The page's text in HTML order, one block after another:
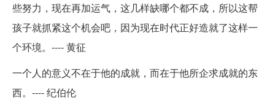
些努力，现在再加运气，这几样缺哪个都不成，所以这帮
孩子就抓紧这个机会吧，因为现在时代正好造就了这样一
个环境。---- 黄征
一个人的意义不在于他的成就，而在于他所企求成就的东
西。---- 纪伯伦